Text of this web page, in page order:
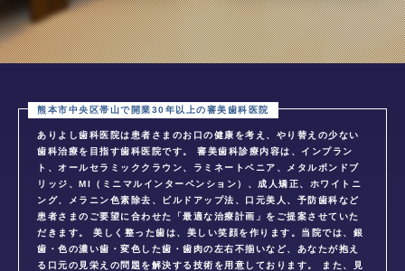
ありよし歯科医院は患者さまのお口の健康を考え、やり替えの少ない
歯科治療を目指す歯科医院です。 審美歯科診療内容は、インプラン
ト、オールセラミッククラウン、ラミネートベニア、メタルボンドブ
リッジ、MI（ミニマルインターベンション）、成人矯正、ホワイトニ
ング、メラニン色素除去、ビルドアップ法、口元美人、予防歯科など
患者さまのご要望に合わせた「最適な治療計画」をご提案させていた
だきます。 美しく整った歯は、美しい笑顔を作ります。当院では、銀
歯・色の濃い歯・変色した歯・歯肉の左右不揃いなど、あなたが抱え
る口元の見栄えの問題を解決する技術を用意しております。 また、見